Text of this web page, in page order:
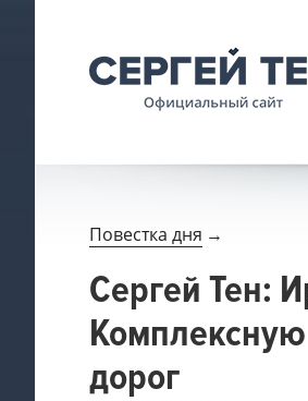
Повестка дня →
Сергей Тен:
дорог